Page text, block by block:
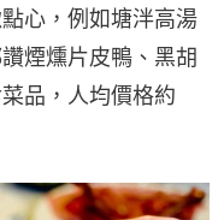
心，例如塘泮高湯
煙燻片皮鴨、黑胡
品，人均價格約